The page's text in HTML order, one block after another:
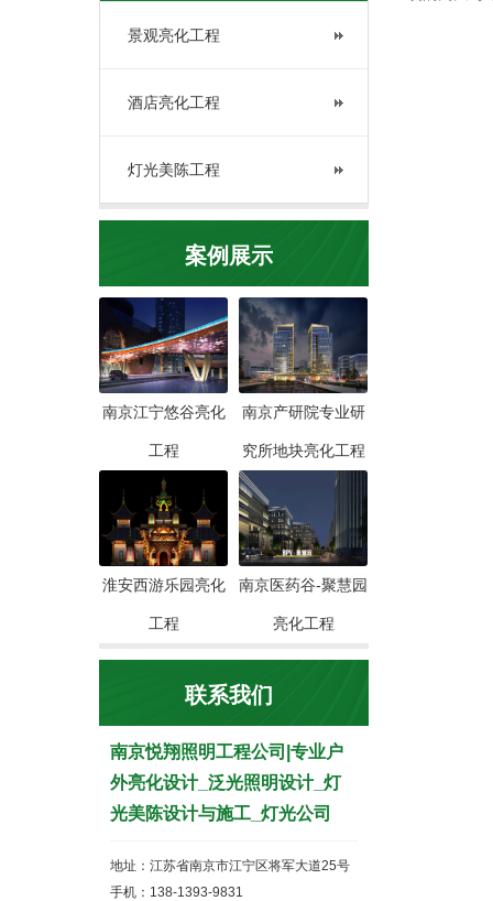
景观亮化工程
酒店亮化工程
灯光美陈工程
案例展示
南京江宁悠谷亮化
工程
南京产研院专业研
究所地块亮化工程
淮安西游乐园亮化
工程
南京医药谷-聚慧园
亮化工程
联系我们
南京悦翔照明工程公司|专业户
外亮化设计_泛光照明设计_灯
光美陈设计与施工_灯光公司
地址：江苏省南京市江宁区将军大道25号
手机：138-1393-9831